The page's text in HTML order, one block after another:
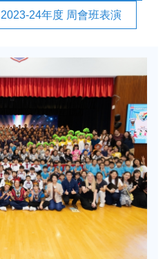
2023-24年度 周會班表演